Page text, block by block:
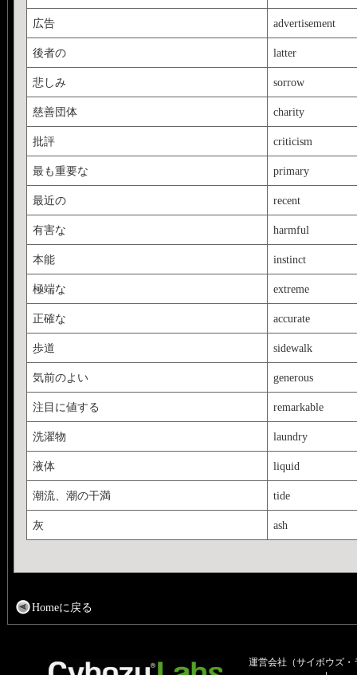
広告 advertisement
後者の latter
悲しみ sorrow
慈善団体 charity
批評 criticism
最も重要な primary
最近の recent
有害な harmful
本能 instinct
極端な extreme
正確な accurate
歩道 sidewalk
気前のよい generous
注目に値する remarkable
洗濯物 laundry
液体 liquid
潮流、潮の干満 tide
灰 ash
Homeに戻る
運営会社（サイボウズ・